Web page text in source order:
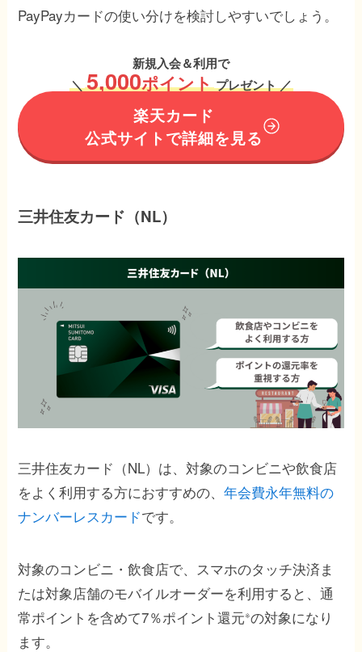
PayPayカードの使い分けを検討しやすいでしょう。
新規入会＆利用で
＼5,000ポイントプレゼント ／
楽天カード
公式サイトで詳細を見る
三井住友カード（NL）
三井住友カード（NL）は、対象のコンビニや飲食店
をよく利用する方におすすめの、年会費永年無料の
ナンバーレスカードです。
対象のコンビニ・飲食店で、スマホのタッチ決済ま
たは対象店舗のモバイルオーダーを利用すると、通
常ポイントを含めて7％ポイント還元※の対象になり
ます。